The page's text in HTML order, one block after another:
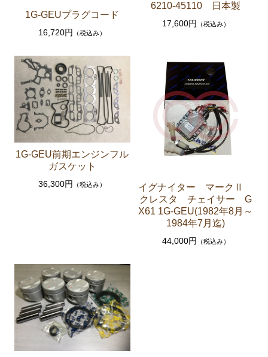
マークⅡワゴン GX70G
エンジンパーツ 1G-EU
エンジンパーツ 1G-FE
ブレーキパーツ（マスターシリンダー リペアキッ
ト ホース など）
クラッチパーツ（マスターシリンダー クラッチレリ
ーズシリンダー オーバーホールキット など）
足回りパーツ（アッパーマウント ベアリング ボー
ルジョイント ブッシュ類 など）
駆動パーツ（センターサポートベアリング ドライブ
シャフトブーツ など）
エアコン ヒーター関係
マークⅡ クレスタ チェイサー GX81 JZX81
エンジンパーツ 1G-GE
1G-GEUプラグコード
16,720円 （税込み）
6210-45110 日本製
17,600円 （税込み）
1G-GEU前期エンジンフル
ガスケット
36,300円 （税込み）
イグナイター マークⅡ
クレスタ チェイサー G
X61 1G-GEU(1982年8月～
1984年7月迄)
44,000円 （税込み）